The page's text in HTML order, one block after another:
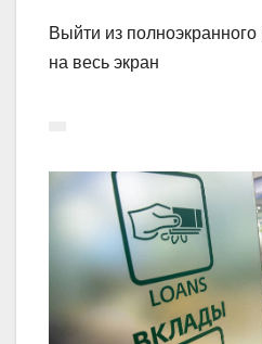
Выйти из
на весь экран